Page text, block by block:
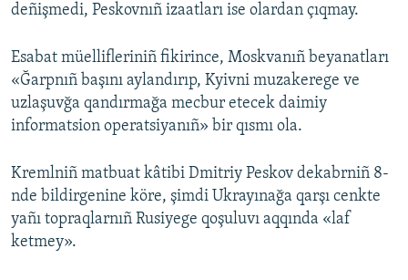
deñişmedi, Peskovnıñ izaatları ise olardan çıqmay.
Esabat müellifleriniñ fikirince, Moskvanıñ beyanatları
«Ğarpnıñ başını aylandırıp, Kyivni muzakerege ve
uzlaşuvğa qandırmağa mecbur etecek daimiy
informatsion operatsiyanıñ» bir qısmı ola.
Kremlniñ matbuat kâtibi Dmitriy Peskov dekabrniñ 8-
nde bildirgenine köre, şimdi Ukrayınağa qarşı cenkte
yañı topraqlarnıñ Rusiyege qoşuluvı aqqında «laf
ketmey».